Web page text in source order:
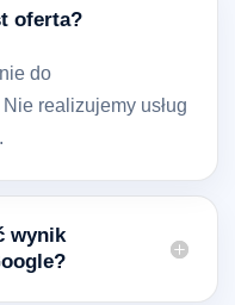
oferta?
do
realizujemy usług
wynik